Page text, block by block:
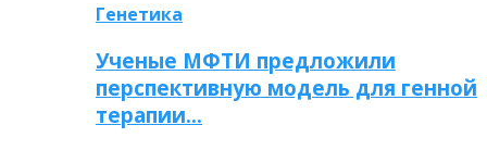
Генетика
Ученые МФТИ предложили
перспективную модель для генной
терапии…